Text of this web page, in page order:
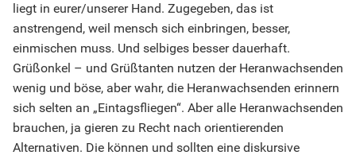
liegt in eurer/unserer Hand. Zugegeben, das ist
anstrengend, weil mensch sich einbringen, besser,
einmischen muss. Und selbiges besser dauerhaft.
Grüßonkel – und Grüßtanten nutzen der Heranwachsenden
wenig und böse, aber wahr, die Heranwachsenden erinnern
sich selten an „Eintagsfliegen“. Aber alle Heranwachsenden
brauchen, ja gieren zu Recht nach orientierenden
Alternativen. Die können und sollten eine diskursive